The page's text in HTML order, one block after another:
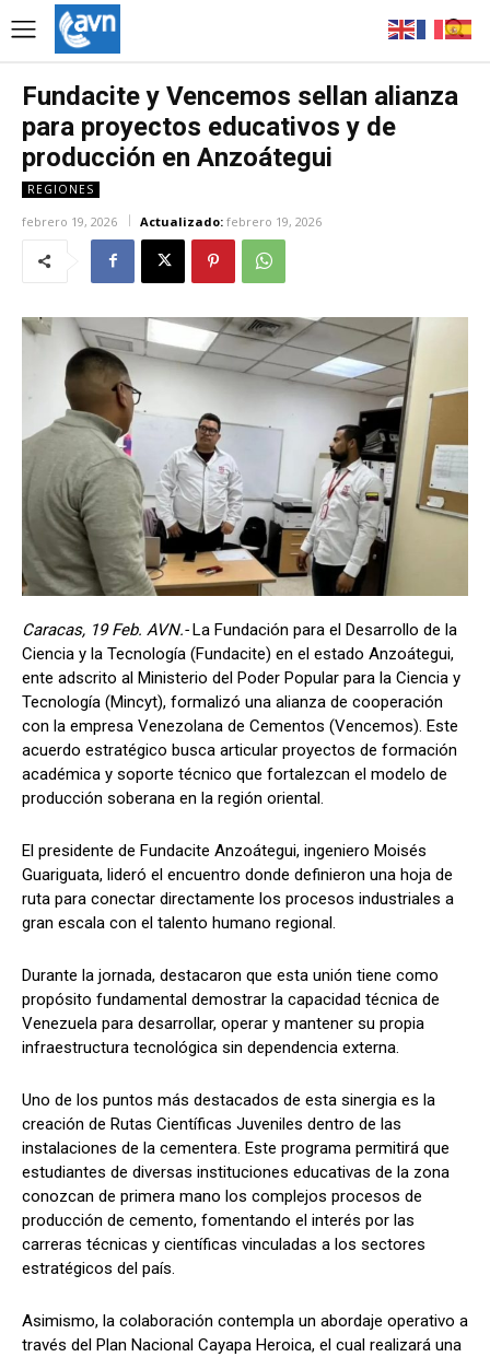
Fundacite y Vencemos sellan alianza
para proyectos educativos y de
producción en Anzoátegui
REGIONES
febrero 19, 2026 Actualizado: febrero 19, 2026
Caracas, 19 Feb. AVN.-La Fundación para el Desarrollo de la
Ciencia y la Tecnología (Fundacite) en el estado Anzoátegui,
ente adscrito al Ministerio del Poder Popular para la Ciencia y
Tecnología (Mincyt), formalizó una alianza de cooperación
con la empresa Venezolana de Cementos (Vencemos). Este
acuerdo estratégico busca articular proyectos de formación
académica y soporte técnico que fortalezcan el modelo de
producción soberana en la región oriental.
El presidente de Fundacite Anzoátegui, ingeniero Moisés
Guariguata, lideró el encuentro donde definieron una hoja de
ruta para conectar directamente los procesos industriales a
gran escala con el talento humano regional.
Durante la jornada, destacaron que esta unión tiene como
propósito fundamental demostrar la capacidad técnica de
Venezuela para desarrollar, operar y mantener su propia
infraestructura tecnológica sin dependencia externa.
Uno de los puntos más destacados de esta sinergia es la
creación de Rutas Científicas Juveniles dentro de las
instalaciones de la cementera. Este programa permitirá que
estudiantes de diversas instituciones educativas de la zona
conozcan de primera mano los complejos procesos de
producción de cemento, fomentando el interés por las
carreras técnicas y científicas vinculadas a los sectores
estratégicos del país.
Asimismo, la colaboración contempla un abordaje operativo a
través del Plan Nacional Cayapa Heroica, el cual realizará una